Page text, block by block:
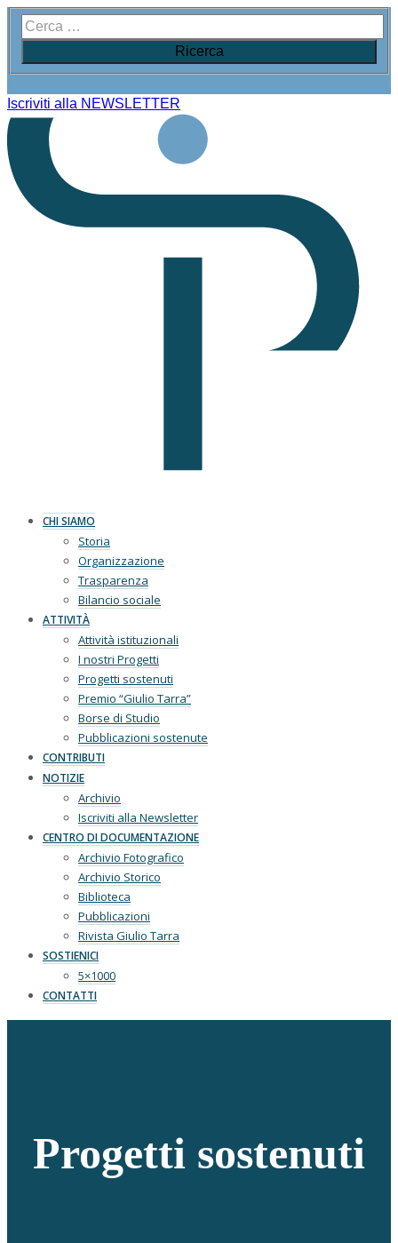
Iscriviti alla NEWSLETTER
CHI SIAMO
Storia
Organizzazione
Trasparenza
Bilancio sociale
ATTIVITÀ
Attività istituzionali
I nostri Progetti
Progetti sostenuti
Premio “Giulio Tarra”
Borse di Studio
Pubblicazioni sostenute
CONTRIBUTI
NOTIZIE
Archivio
Iscriviti alla Newsletter
CENTRO DI DOCUMENTAZIONE
Archivio Fotografico
Archivio Storico
Biblioteca
Pubblicazioni
Rivista Giulio Tarra
SOSTIENICI
5×1000
CONTATTI
Progetti sostenuti